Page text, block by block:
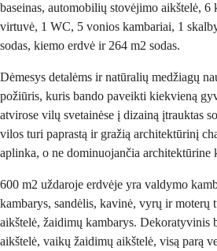
baseinas, automobilių stovėjimo aikštelė, 6
virtuvė, 1 WC, 5 vonios kambariai, 1
sodas, kiemo erdvė ir 264 m2 sodas.
Dėmesys detalėms ir natūralių medžiagų
požiūris, kuris bando paveikti kiekvieną
atvirose vilų svetainėse į dizainą įtrauktas
vilos turi paprastą ir gražią architektūrinį
aplinka, o ne dominuojančia architektūrine
600 m2 uždaroje erdvėje yra valdymo
kambarys, sandėlis, kavinė, vyrų ir moterų
aikštelė, žaidimų kambarys. Dekoratyvinis
aikštelė, vaikų žaidimų aikštelė, visą parą